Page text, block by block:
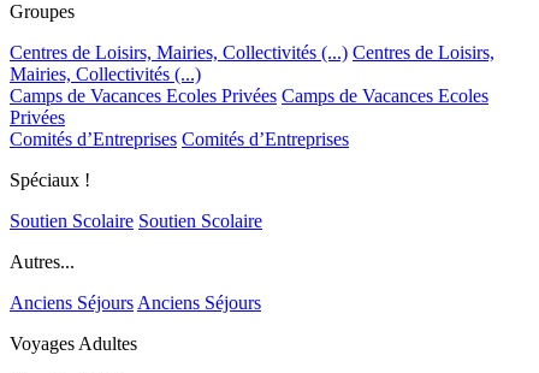
Groupes
Centres de Loisirs, Mairies, Collectivités (...) Centres de Loisirs,
Mairies, Collectivités (...)
Camps de Vacances Ecoles Privées Camps de Vacances Ecoles
Privées
Comités d’Entreprises Comités d’Entreprises
Spéciaux !
Soutien Scolaire Soutien Scolaire
Autres...
Anciens SéjoursAnciens Séjours
Voyages Adultes